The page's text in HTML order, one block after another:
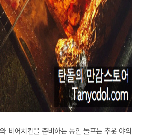
비어치킨을 준비하는 동안 돌프는 추운 야외